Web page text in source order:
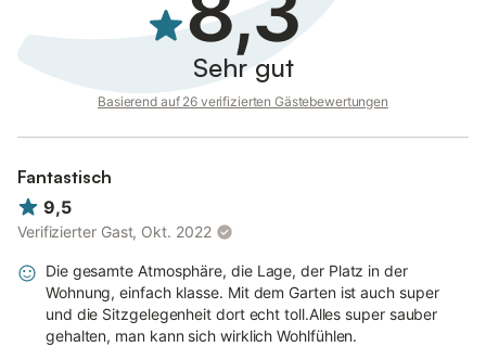
Die Ferienwohnung ist bei Abreise in besenreinem Zustand, mit
entsorgtem Abfall und mit geschlossenen Fenstern zu
Wir wünschen Ihnen eine angenehme Anreise und einen
Mit freundlichen Grüßen, das Team der "Alten Warft"
Anreisebeschreibung
Sie erreichen uns:
Mit der Deutschen Bahn:
Sehr gut
Basierend auf 26 verifizierten Gästebewertungen
Fantastisch
9,5
Verifizierter Gast, Okt. 2022
Die gesamte Atmosphäre, die Lage, der Platz in der
Wohnung, einfach klasse. Mit dem Garten ist auch super
und die Sitzgelegenheit dort echt toll.Alles super sauber
gehalten, man kann sich wirklich Wohlfühlen.